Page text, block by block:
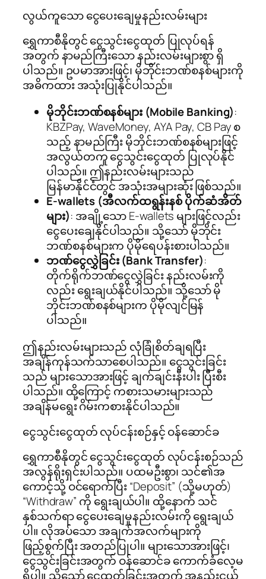
လွယ်ကူသော ငွေပေးချေမှုနည်းလမ်းများ
ရွှေကာစီနိုတွင် ငွေသွင်းငွေထုတ် ပြုလုပ်ရန်
အတွက် နာမည်ကြီးသော နည်းလမ်းများစွာ ရှိ
ပါသည်။ ဥပမာအားဖြင့်၊ မိုဘိုင်းဘဏ်စနစ်များကို
အဓိကထား အသုံးပြုနိုင်ပါသည်။
မိုဘိုင်းဘဏ်စနစ်များ (Mobile Banking):
KBZPay, WaveMoney, AYA Pay, CB Pay စ
သည့် နာမည်ကြီး မိုဘိုင်းဘဏ်စနစ်များဖြင့်
အလွယ်တကူ ငွေသွင်းငွေထုတ် ပြုလုပ်နိုင်
ပါသည်။ ဤနည်းလမ်းများသည်
မြန်မာနိုင်ငံတွင် အသုံးအများဆုံး ဖြစ်သည်။
E-wallets (အီလက်ထရွန်းနစ် ပိုက်ဆံအိတ်
များ): အချို့သော E-wallets များဖြင့်လည်း
ငွေပေးချေနိုင်ပါသည်။ သို့သော် မိုဘိုင်း
ဘဏ်စနစ်များက ပိုမိုရေပန်းစားပါသည်။
ဘဏ်ငွေလွှဲခြင်း (Bank Transfer):
တိုက်ရိုက်ဘဏ်ငွေလွှဲခြင်း နည်းလမ်းကို
လည်း ရွေးချယ်နိုင်ပါသည်။ သို့သော် မို
ဘိုင်းဘဏ်စနစ်များက ပိုမိုလျင်မြန်
ပါသည်။
ဤနည်းလမ်းများသည် လုံခြုံစိတ်ချရပြီး
အချိန်ကုန်သက်သာစေပါသည်။ ငွေသွင်းခြင်း
သည် များသောအားဖြင့် ချက်ချင်းနီးပါး ပြီးစီး
ပါသည်။ ထို့ကြောင့် ကစားသမားများသည်
အချိန်မရွေး ဂိမ်းကစားနိုင်ပါသည်။
ငွေသွင်းငွေထုတ် လုပ်ငန်းစဉ်နှင့် ဝန်ဆောင်ခ
ရွှေကာစီနိုတွင် ငွေသွင်းငွေထုတ် လုပ်ငန်းစဉ်သည်
အလွန်ရိုးရှင်းပါသည်။ ပထမဦးစွာ၊ သင်၏အ
ကောင့်သို့ ဝင်ရောက်ပြီး “Deposit” (သို့မဟုတ်)
“Withdraw” ကို ရွေးချယ်ပါ။ ထို့နောက် သင်
နှစ်သက်ရာ ငွေပေးချေမှုနည်းလမ်းကို ရွေးချယ်
ပါ။ လိုအပ်သော အချက်အလက်များကို
ဖြည့်စွက်ပြီး အတည်ပြုပါ။ များသောအားဖြင့်၊
ငွေသွင်းခြင်းအတွက် ဝန်ဆောင်ခ ကောက်ခံလေ့မ
ရှိပါ။ သို့သော် ငွေထုတ်ခြင်းအတွက် အနည်းငယ်